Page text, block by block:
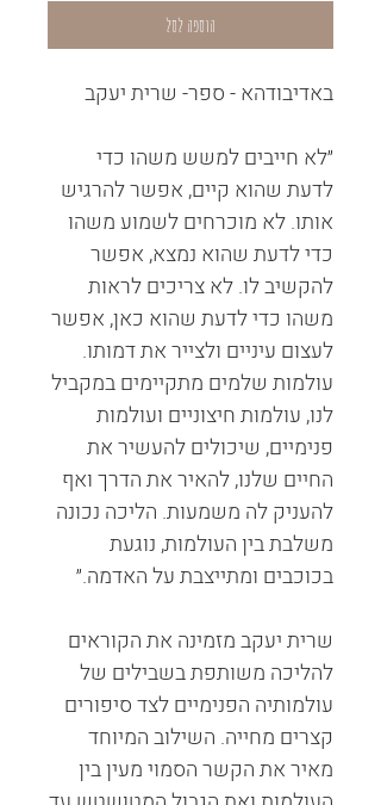
הוספה לסל
באדיבודהא - ספר- שרית יעקב
״לא חייבים למשש משהו כדי
לדעת שהוא קיים, אפשר להרגיש
אותו. לא מוכרחים לשמוע משהו
כדי לדעת שהוא נמצא, אפשר
להקשיב לו. לא צריכים לראות
משהו כדי לדעת שהוא כאן, אפשר
לעצום עיניים ולצייר את דמותו.
עולמות שלמים מתקיימים במקביל
לנו, עולמות חיצוניים ועולמות
פנימיים, שיכולים להעשיר את
החיים שלנו, להאיר את הדרך ואף
להעניק לה משמעות. הליכה נכונה
משלבת בין העולמות, נוגעת
בכוכבים ומתייצבת על האדמה.״
שרית יעקב מזמינה את הקוראים
להליכה משותפת בשבילים של
עולמותיה הפנימיים לצד סיפורים
קצרים מחייה. השילוב המיוחד
מאיר את הקשר הסמוי מעין בין